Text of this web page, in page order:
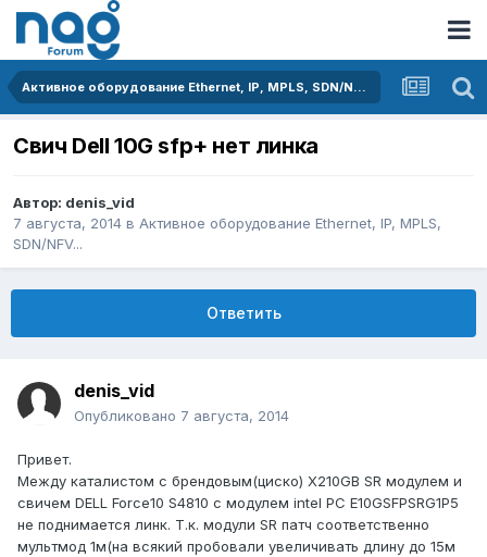
Активное оборудование Ethernet, IP, MPLS, SDN/NFV...
Свич Dell 10G sfp+ нет линка
Автор: denis_vid
7 августа, 2014 в Активное оборудование Ethernet, IP, MPLS,
SDN/NFV...
Ответить
denis_vid
Опубликовано 7 августа, 2014
Привет.
Между каталистом с брендовым(циско) X210GB SR модулем и
свичем DELL Force10 S4810 c модулем intel PC E10GSFPSRG1P5
не поднимается линк. Т.к. модули SR патч соответственно
мультмод 1м(на всякий пробовали увеличивать длину до 15м